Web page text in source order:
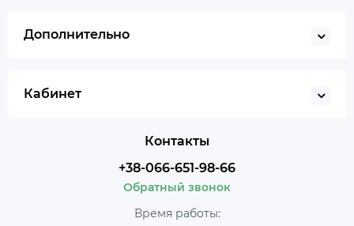
Дополнительно
Кабинет
Контакты
+38-066-651-98-66
Обратный звонок
Время работы: